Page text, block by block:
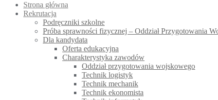
Strona główna
Rekrutacja
Podręczniki szkolne
Próba sprawności fizycznej – Oddział Przygotowania
Dla kandydata
Oferta edukacyjna
Charakterystyka zawodów
Oddział przygotowania wojskowego
Technik logistyk
Technik mechanik
Technik ekonomista